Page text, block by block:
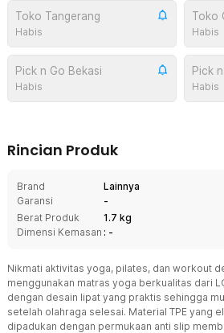
Toko Tangerang
Habis
Toko
Habis
Pick n Go Bekasi
Habis
Pick
Habis
Rincian Produk
Brand
Lainnya
Garansi
-
Berat Produk
1.7 kg
Dimensi Kemasan : -
Nikmati aktivitas yoga, pilates, dan workout
menggunakan matras yoga berkualitas dari
dengan desain lipat yang praktis sehingga
setelah olahraga selesai. Material TPE yang
dipadukan dengan permukaan anti slip